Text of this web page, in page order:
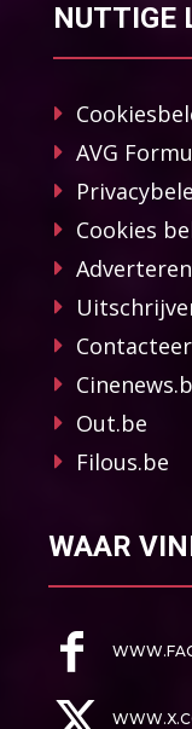
NUTTIGE
AVG
Cookies
Adverteren
Out.be
Filous.be
WAAR